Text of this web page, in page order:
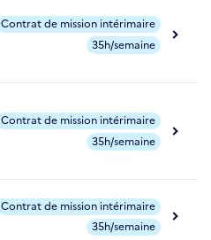
Contrat de mission intérimaire
35h/semaine
Contrat de mission intérimaire
35h/semaine
Contrat de mission intérimaire
35h/semaine